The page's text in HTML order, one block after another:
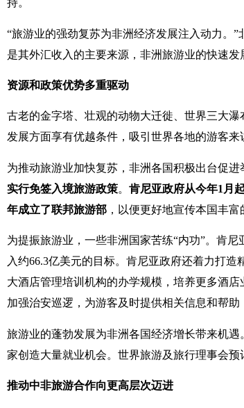
持。
“旅游业的强劲复苏为非洲经济发展注入动力。
是其外汇收入的主要来源，非洲旅游业的快速发
资源和政策优势多重驱动
古老的金字塔、壮观的动物大迁徙、世界三大
发展方面享有优越条件，吸引世界各地的游客来
为推动旅游业加快复苏，非洲各国积极出台促进
实行免签入境旅游政策。 肯尼亚政府从今年1月
年成立了联邦旅游部 ，以便更好地宣传本国丰富
为提振旅游业，一些非洲国家苦练“内功”。肯
入约66.3亿美元的目标。肯尼亚政府还着力打
大酒店管理培训机构的办学规模，培养更多酒
加强治安巡逻，为游客及时提供相关信息和帮
旅游业的蓬勃发展为非洲各国经济增长带来机
家创造大量就业机会。世界旅游及旅行理事会
推动中非旅游合作向更高层次迈进